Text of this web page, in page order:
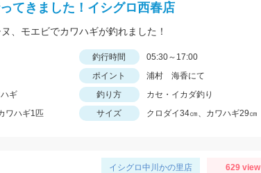
てきました！イシグロ西春店
、モエビでカワハギが釣れました！
釣行時間
05:30～17:00
ポイント
浦村 海香にて
ギ 釣り方
カセ・イカダ釣り
ワハギ1匹 サイズ クロダイ34㎝、カワハギ29㎝
イシグロ中川かの里店 629 view